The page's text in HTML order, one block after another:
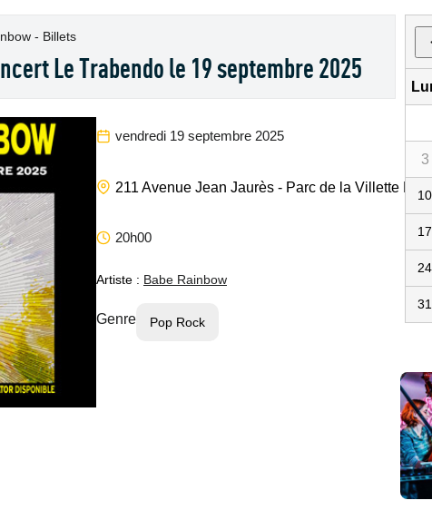
- Billets
Le Trabendo le 19 septembre 2025
vendredi 19 septembre 2025
211 Avenue Jean Jaurès - Parc de la Villette Paris
20h00
Artiste : Babe Rainbow
Genre Pop Rock
3
10
17
24
31